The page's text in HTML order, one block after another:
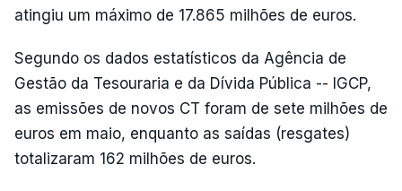
atingiu um máximo de 17.865 milhões de euros.
Segundo os dados estatísticos da Agência de
Gestão da Tesouraria e da Dívida Pública -- IGCP,
as emissões de novos CT foram de sete milhões de
euros em maio, enquanto as saídas (resgates)
totalizaram 162 milhões de euros.